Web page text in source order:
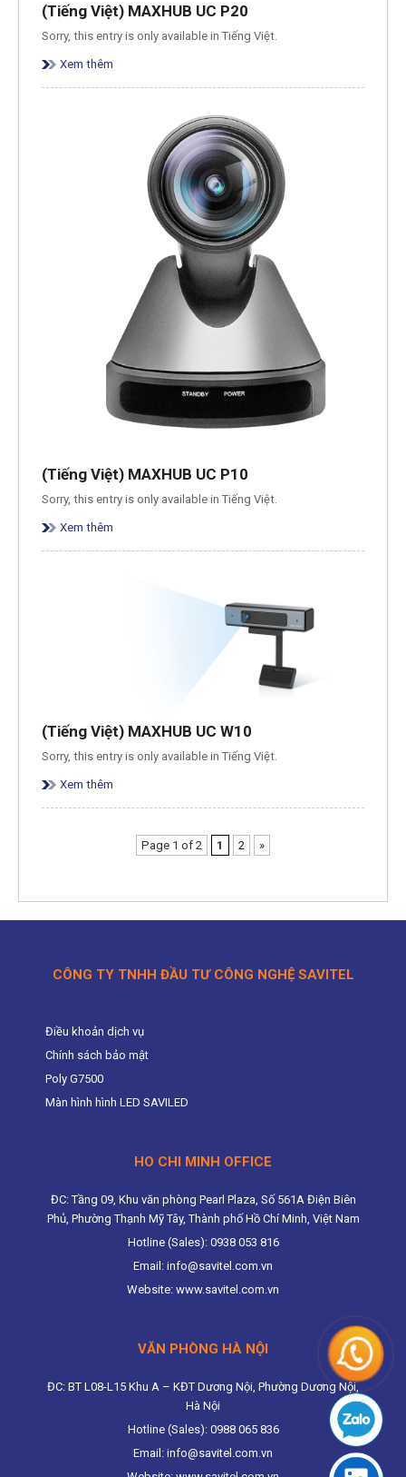
(Tiếng Việt) MAXHUB UC P20
Sorry, this entry is only available in Tiếng Việt.
Xem thêm
(Tiếng Việt) MAXHUB UC P10
Sorry, this entry is only available in Tiếng Việt.
Xem thêm
(Tiếng Việt) MAXHUB UC W10
Sorry, this entry is only available in Tiếng Việt.
Xem thêm
Page 1 of 2 1 2 »
CÔNG TY TNHH ĐẦU TƯ CÔNG NGHỆ SAVITEL
Điều khoản dịch vụ
Chính sách bảo mật
Poly G7500
Màn hình hình LED SAVILED
HO CHI MINH OFFICE
ĐC: Tầng 09, Khu văn phòng Pearl Plaza, Số 561A Điện Biên
Phủ, Phường Thạnh Mỹ Tây, Thành phố Hồ Chí Minh, Việt Nam
Hotline (Sales): 0938 053 816
Email: info@savitel.com.vn
Website: www.savitel.com.vn
VĂN PHÒNG HÀ NỘI
ĐC: BT L08-L15 Khu A – KĐT Dương Nội, Phường Dương Nội,
Hà Nội
Hotline (Sales): 0988 065 836
Email: info@savitel.com.vn